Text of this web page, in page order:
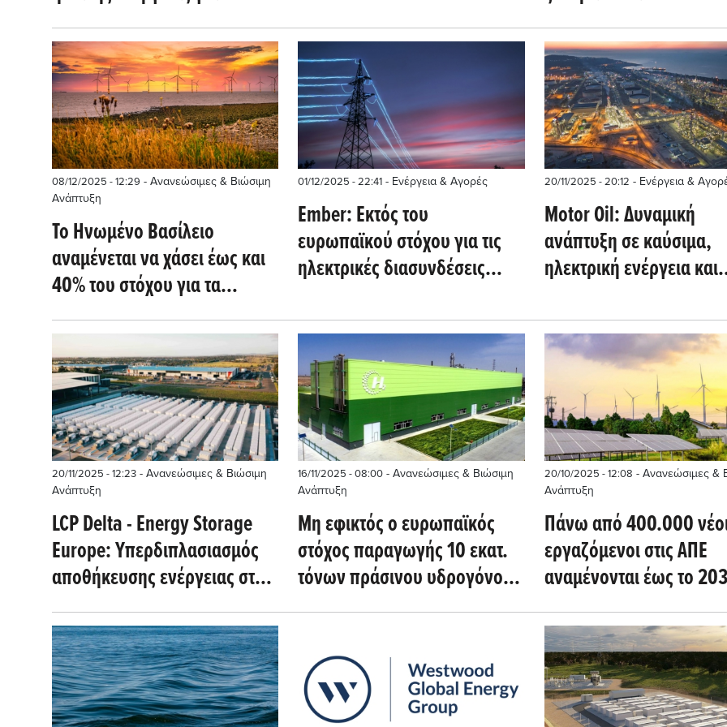
2030 - Η Κίνα έχει ήδη
υπερδιπλασιάσει
08/12/2025 - 12:29 - Ανανεώσιμες & Βιώσιμη
Ανάπτυξη
Το Ηνωμένο Βασίλειο
αναμένεται να χάσει έως και
40% του στόχου για τα
αιολικά μέχρι το 2030
01/12/2025 - 22:41 - Ενέργεια & Αγορές
Ember: Εκτός του
ευρωπαϊκού στόχου για τις
ηλεκτρικές διασυνδέσεις
και άλλες 11 χώρες
20/11/2025 - 20:12 - Ενέργεια &
Motor Oil: Δυναμική
ανάπτυξη σε καύσιμα,
ηλεκτρική ενέργεια και
στρατηγική για το 2030
20/11/2025 - 12:23 - Ανανεώσιμες & Βιώσιμη
Ανάπτυξη
LCP Delta - Energy Storage
Europe: Υπερδιπλασιασμός
αποθήκευσης ενέργειας στην
Ευρώπη έως το 2030
16/11/2025 - 08:00 - Ανανεώσιμες & Βιώσιμη
Ανάπτυξη
Μη εφικτός ο ευρωπαϊκός
στόχος παραγωγής 10 εκατ.
τόνων πράσινου υδρογόνου
ετησίως έως το 2030
20/10/2025 - 12:08 - Ανανεώσιμες &
Ανάπτυξη
Πάνω από 400.000
εργαζόμενοι στις ΑΠΕ
αναμένονται έως το
Ην. Βασίλειο